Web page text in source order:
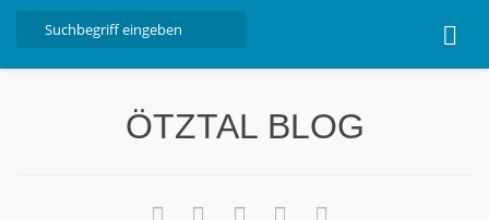
ÖTZTAL BLOG